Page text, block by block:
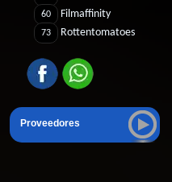
60 Filmaffinity
73 Rottentomatoes
Proveedores